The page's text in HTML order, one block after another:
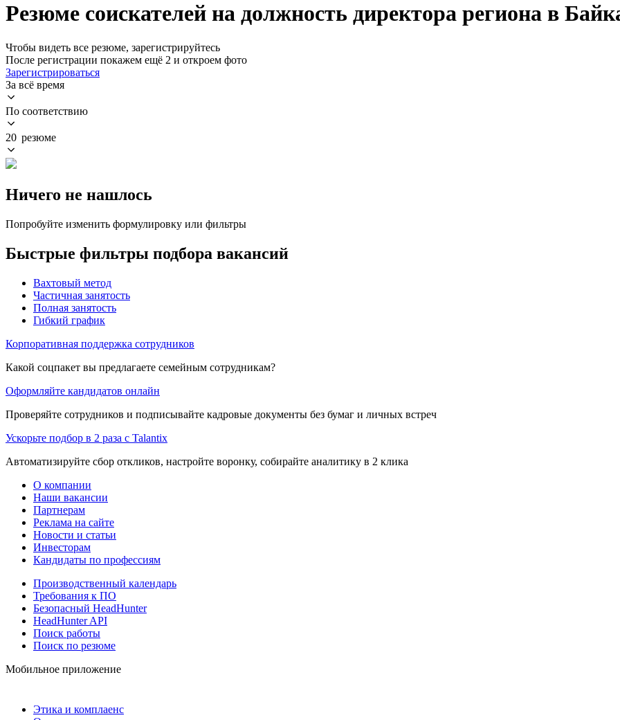
Резюме соискателей на должность директора региона в
Чтобы видеть все резюме, зарегистрируйтесь
После регистрации покажем ещё 2 и откроем фото
Зарегистрироваться
За всё время
По соответствию
20 резюме
Ничего не нашлось
Попробуйте изменить формулировку или фильтры
Быстрые фильтры подбора вакансий
Вахтовый метод
Частичная занятость
Полная занятость
Гибкий график
Корпоративная поддержка сотрудников
Какой соцпакет вы предлагаете семейным сотрудникам?
Оформляйте кандидатов онлайн
Проверяйте сотрудников и подписывайте кадровые документы без бумаг и личных встреч
Ускорьте подбор в 2 раза с Talantix
Автоматизируйте сбор откликов, настройте воронку, собирайте аналитику в 2 клика
О компании
Наши вакансии
Партнерам
Реклама на сайте
Новости и статьи
Инвесторам
Кандидаты по профессиям
Производственный календарь
Требования к ПО
Безопасный HeadHunter
HeadHunter API
Поиск работы
Поиск по резюме
Мобильное приложение
Этика и комплаенс